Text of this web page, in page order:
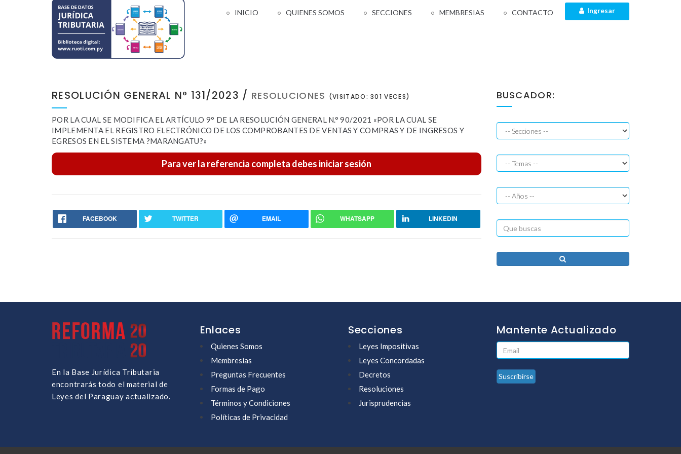
INICIO QUIENES SOMOS SECCIONES MEMBRESIAS CONTACTO Ingresar
RESOLUCIÓN GENERAL N° 131/2023 / RESOLUCIONES (VISITADO: 301 VECES)
POR LA CUAL SE MODIFICA EL ARTÍCULO 9° DE LA RESOLUCIÓN GENERAL N.° 90/2021 «POR LA CUAL SE
IMPLEMENTA EL REGISTRO ELECTRÓNICO DE LOS COMPROBANTES DE VENTAS Y COMPRAS Y DE INGRESOS Y
EGRESOS EN EL SISTEMA ?MARANGATU?»
Para ver la referencia completa debes iniciar sesión
FACEBOOK TWITTER EMAIL WHATSAPP LINKEDIN
BUSCADOR:
En la Base Jurídica Tributaria
encontrarás todo el material de
Leyes del Paraguay actualizado.
Enlaces
Quienes Somos
Membresías
Preguntas Frecuentes
Formas de Pago
Términos y Condiciones
Políticas de Privacidad
Secciones
Leyes Impositivas
Leyes Concordadas
Decretos
Resoluciones
Jurisprudencias
Mantente Actualizado